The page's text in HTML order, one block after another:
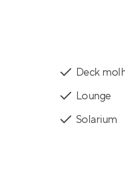
Deck
Lounge
Solarium